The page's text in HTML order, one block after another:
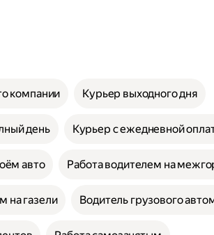
компании Курьер выходного дня
день Курьер с ежедневной
авто Работа водителем на
на газели Водитель грузового